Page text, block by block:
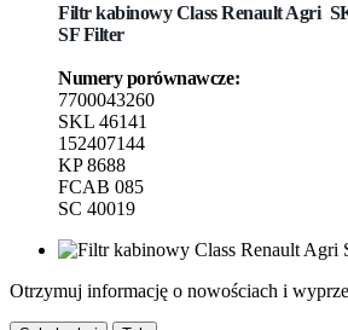
Filtrkabinowy Class Renault Agri
SF Filter
Numery porównawcze:
7700043260
SKL 46141
152407144
KP 8688
FCAB 085
SC 40019
Otrzymuj informację o nowościach i